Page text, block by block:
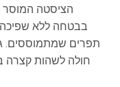
הציסטה המוסר
בבטחה ללא
תפרים שמתמוססים.
חולה לשהות קצרה